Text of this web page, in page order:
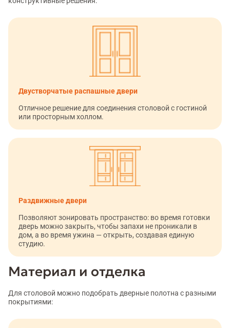
Двустворчатые распашные двери
Отличное решение для соединения столовой с гостиной
или просторным холлом.
Раздвижные двери
Позволяют зонировать пространство: во время готовки
дверь можно закрыть, чтобы запахи не проникали в
дом, а во время ужина — открыть, создавая единую
студию.
Материал и отделка
Для столовой можно подобрать дверные полотна с разными
покрытиями: